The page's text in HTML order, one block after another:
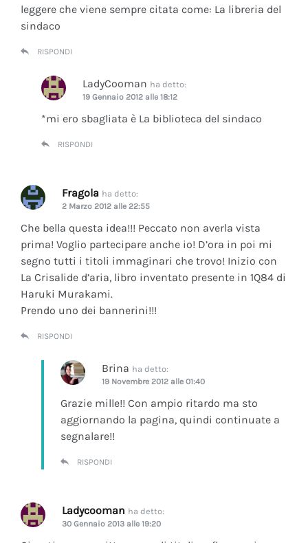
leggere che viene sempre citata come: La libreria del
sindaco
RISPONDI
LadyCooman ha detto:
19 Gennaio 2012 alle 18:12
*mi ero sbagliata è La biblioteca del sindaco
RISPONDI
Fragola ha detto:
2 Marzo 2012 alle 22:55
Che bella questa idea!!! Peccato non averla vista
prima! Voglio partecipare anche io! D’ora in poi mi
segno tutti i titoli immaginari che trovo! Inizio con
La Crisalide d’aria, libro inventato presente in 1Q84 di
Haruki Murakami.
Prendo uno dei bannerini!!!
RISPONDI
Brina ha detto:
19 Novembre 2012 alle 01:40
Grazie mille!! Con ampio ritardo ma sto
aggiornando la pagina, quindi continuate a
segnalare!!
RISPONDI
Ladycooman ha detto:
30 Gennaio 2013 alle 19:20